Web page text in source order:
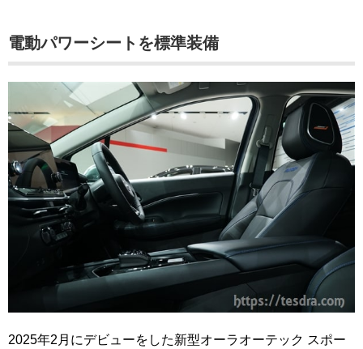
電動パワーシートを標準装備
2025年2月にデビューをした新型オーラオーテック スポー